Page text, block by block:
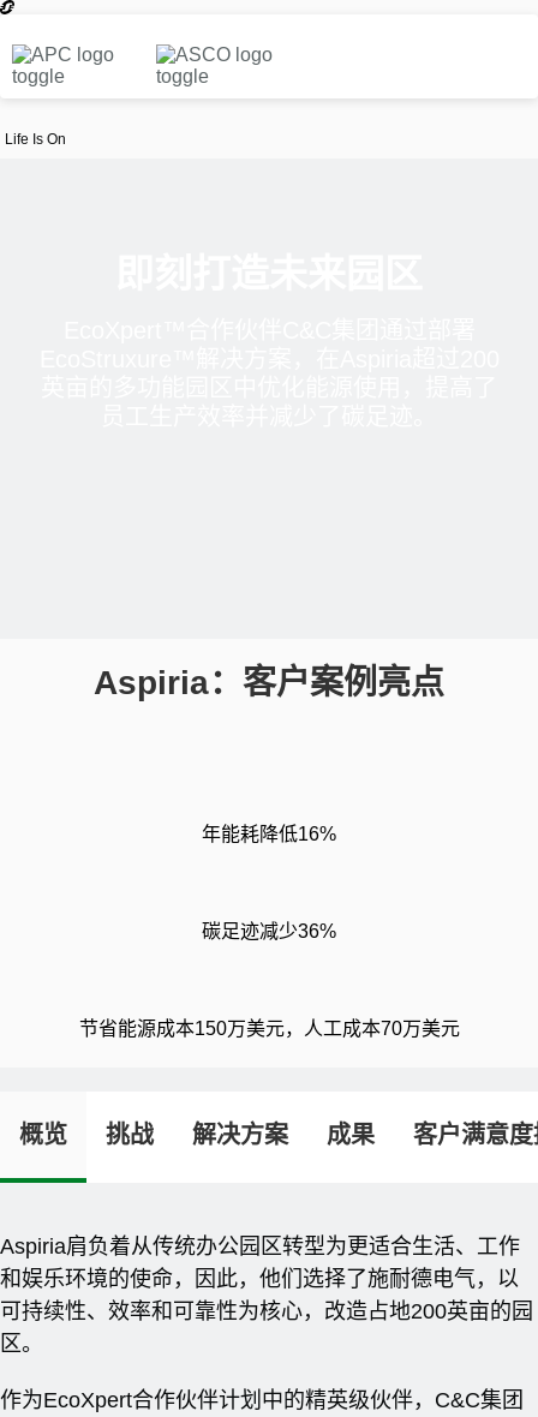
Life Is On
Aspiria：客户案例亮点
年能耗降低16%
碳足迹减少36%
节省能源成本150万美元，人工成本70万美元
概览 挑战 解决方案 成果 客户满意
Aspiria肩负着从传统办公园区转型为更适合生活、工作
和娱乐环境的使命，因此，他们选择了施耐德电气，以
可持续性、效率和可靠性为核心，改造占地200英亩的园
区。
作为EcoXpert合作伙伴计划中的精英级伙伴，C&C集团